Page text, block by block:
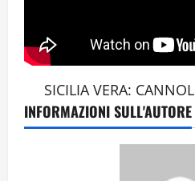
SICILIA VERA:
INFORMAZIONI SULL'AUTORE